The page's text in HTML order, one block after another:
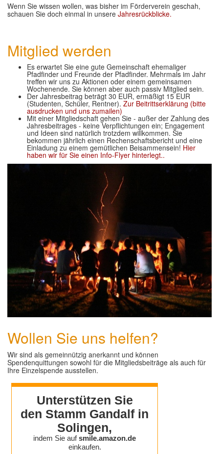
Wenn Sie wissen wollen, was bisher im Förderverein geschah,
schauen Sie doch einmal in unsere Jahresrückblicke.
Mitglied werden
Es erwartet Sie eine gute Gemeinschaft ehemaliger
Pfadfinder und Freunde der Pfadfinder. Mehrmals im Jahr
treffen wir uns zu Aktionen oder einem gemeinsamen
Wochenende. Sie können aber auch passiv Mitglied sein.
Der Jahresbeitrag beträgt 30 EUR, ermäßigt 15 EUR
(Studenten, Schüler, Rentner). Zur Beitrittserklärung (bitte
ausdrucken und uns zumailen)
Mit einer Mitgliedschaft gehen Sie - außer der Zahlung des
Jahresbeitrages - keine Verpflichtungen ein; Engagement
und Ideen sind natürlich trotzdem willkommen. Sie
bekommen jährlich einen Rechenschaftsbericht und eine
Einladung zu einem gemütlichen Beisammensein! Hier
haben wir für Sie einen Info-Flyer hinterlegt..
Wollen Sie uns helfen?
Wir sind als gemeinnützig anerkannt und können
Spendenquittungen sowohl für die Mitgliedsbeiträge als auch für
Ihre Einzelspende ausstellen.